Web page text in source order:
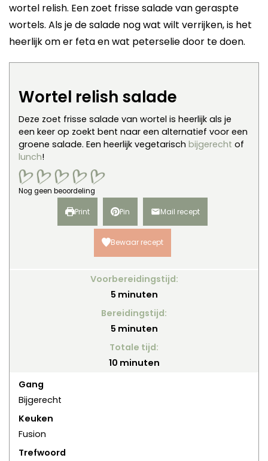
wortel relish. Een zoet frisse salade van geraspte
wortels. Als je de salade nog wat wilt verrijken, is het
heerlijk om er feta en wat peterselie door te doen.
Wortel relish salade
Deze zoet frisse salade van wortel is heerlijk als je
een keer op zoekt bent naar een alternatief voor een
groene salade. Een heerlijk vegetarisch bijgerecht of
lunch!
Nog geen beoordeling
Print Pin Mail recept
Bewaar recept
Voorbereidingstijd:
5minuten
minuten
Bereidingstijd:
5minuten
minuten
Totale tijd:
10minuten
minuten
Gang
Bijgerecht
Keuken
Fusion
Trefwoord